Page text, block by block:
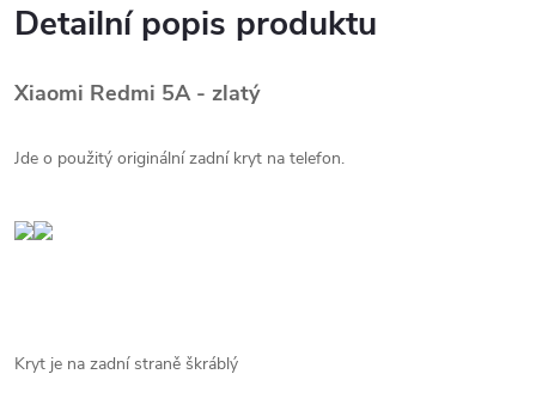
Detailní popis produktu
Xiaomi Redmi 5A - zlatý
Jde o použitý originální zadní kryt na telefon.
Kryt je na zadní straně škráblý